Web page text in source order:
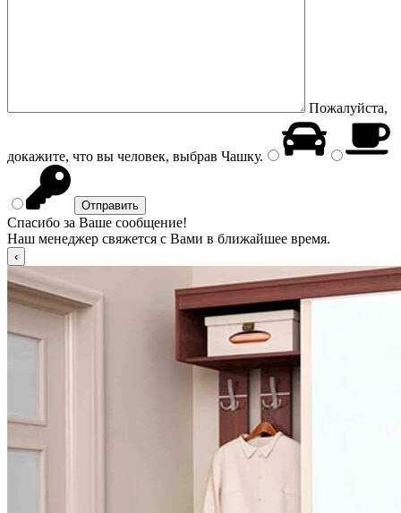
Пожалуйста,
докажите, что вы человек, выбрав Чашку.
Спасибо за Ваше сообщение!
Наш менеджер свяжется с Вами в ближайшее время.